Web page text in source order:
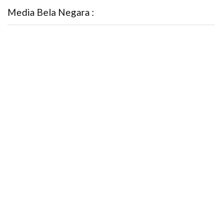
Media Bela Negara :